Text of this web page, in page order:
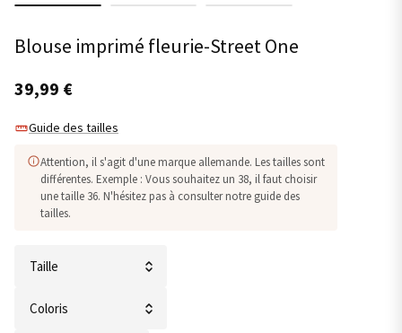
Blouse imprimé fleurie-Street One
39,99 €
Guide des tailles
Attention, il s'agit d'une marque allemande. Les tailles sont
différentes. Exemple : Vous souhaitez un 38, il faut choisir
une taille 36. N'hésitez pas à consulter notre guide des
tailles.